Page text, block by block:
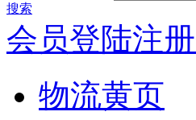
搜索
会员登陆注
物流黄页